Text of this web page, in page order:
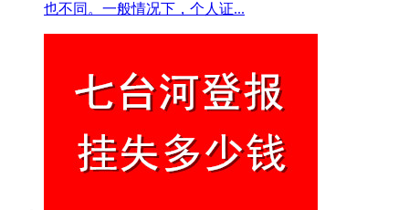
也不同。一般情况下，个人证...